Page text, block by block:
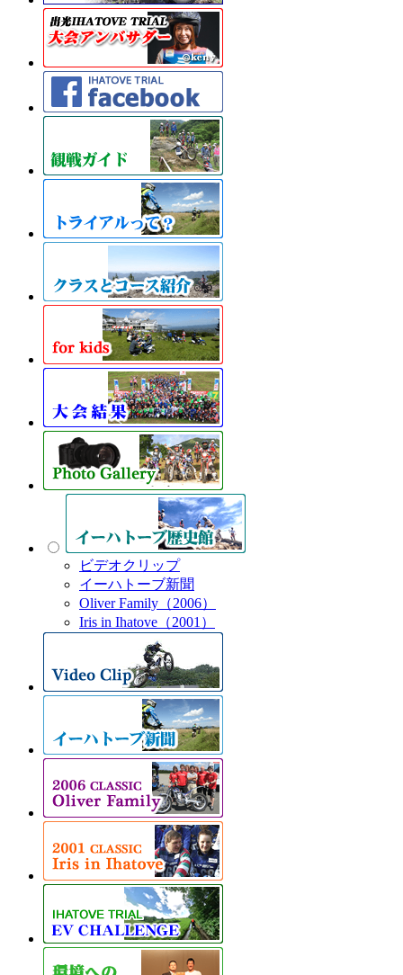
ビデオクリップ
イーハトーブ新聞
Oliver Family（2006）
Iris in Ihatove（2001）